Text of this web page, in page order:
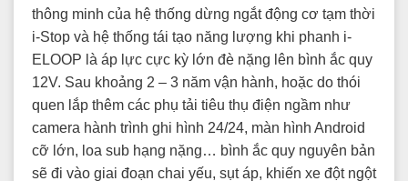
thông minh của hệ thống dừng ngắt động cơ tạm thời
i-Stop và hệ thống tái tạo năng lượng khi phanh i-
ELOOP là áp lực cực kỳ lớn đè nặng lên bình ắc quy
12V. Sau khoảng 2 – 3 năm vận hành, hoặc do thói
quen lắp thêm các phụ tải tiêu thụ điện ngầm như
camera hành trình ghi hình 24/24, màn hình Android
cỡ lớn, loa sub hạng nặng… bình ắc quy nguyên bản
sẽ đi vào giai đoạn chai yếu, sụt áp, khiến xe đột ngột